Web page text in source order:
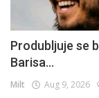
Produbljuje se
Barisa...
Milt Aug 9, 2026